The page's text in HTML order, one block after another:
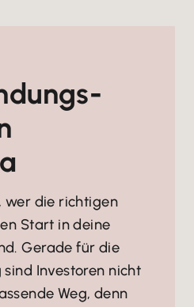
wer die richtigen
Start in deine
Gerade für die
sind Investoren nicht
Weg, denn